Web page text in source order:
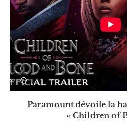
Paramount dévoile la
« Children of